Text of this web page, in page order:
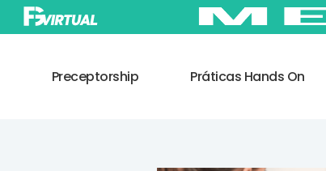
Preceptorship Práticas Hands On